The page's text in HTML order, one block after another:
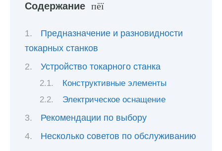
Содержание
Предназначение и разновидности
токарных станков
Устройство токарного станка
Конструктивные элементы
Электрическое оснащение
Рекомендации по выбору
Несколько советов по обслуживанию